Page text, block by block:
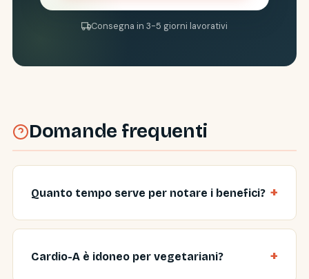
Consegna in 3-5 giorni lavorativi
Domande frequenti
Quanto tempo serve per notare i benefici?
Cardio-A è idoneo per vegetariani?